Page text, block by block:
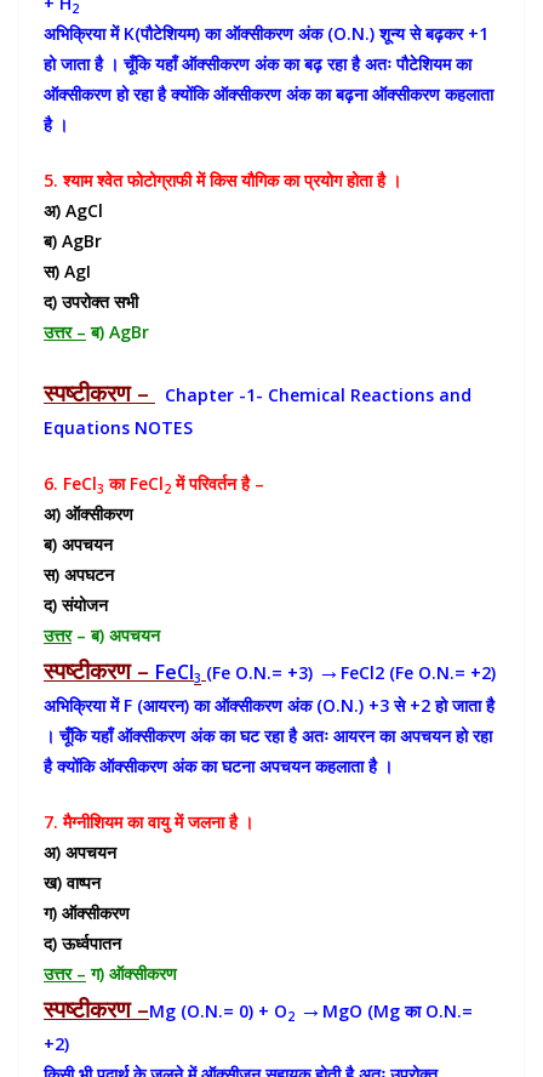
2
अभिक्रिया में K(पौटेशियम) का ऑक्सीकरण अंक (O.N.) शून्य से बढ़कर +1
हो जाता है । चूँकि यहाँ ऑक्सीकरण अंक का बढ़ रहा है अतः पौटेशियम का
ऑक्सीकरण हो रहा है क्योंकि ऑक्सीकरण अंक का बढ़ना ऑक्सीकरण कहलाता
है ।
5. श्याम श्वेत फोटोग्राफी में किस यौगिक का प्रयोग होता है ।
अ) AgCl
ब) AgBr
स) AgI
द) उपरोक्त सभी
उत्तर – ब) AgBr
स्पष्टीकरण –
Chapter -1- Chemical Reactions and
Equations NOTES
6. FeCl3 का FeCl2 में परिवर्तन है –
अ) ऑक्सीकरण
ब) अपचयन
स) अपघटन
द) संयोजन
उत्तर– ब) अपचयन
स्पष्टीकरण – FeCl3 (Fe O.N.= +3) → FeCl2 (Fe O.N.= +2)
अभिक्रिया में F (आयरन) का ऑक्सीकरण अंक (O.N.) +3 से +2 हो जाता है
। चूँकि यहाँ ऑक्सीकरण अंक का घट रहा है अतः आयरन का अपचयन हो रहा
है क्योंकि ऑक्सीकरण अंक का घटना अपचयन कहलाता है ।
7. मैग्नीशियम का वायु में जलना है ।
अ) अपचयन
ख) वाष्पन
ग) ऑक्सीकरण
द) ऊर्ध्वपातन
उत्तर – ग) ऑक्सीकरण
स्पष्टीकरण –Mg (O.N.= 0) + O2 → MgO (Mg का O.N.=
+2)